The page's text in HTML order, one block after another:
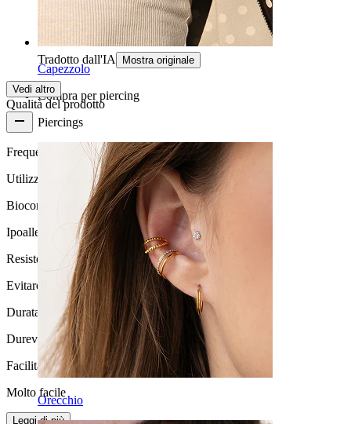
Capezzolo
Compra per piercing
Piercings
Orecchio
economico :)
monika Acquisto verificato
Tradotto dall'IA Mostra originale
Vedi altro
Qualità del prodotto
Frequenza di utilizzo
Utilizzo quotidiano
Biocompatibilità
Ipoallergenico
Resistenza all'acqua
Evitare l''acqua
Durata
Durevole
Facilità d'uso
Molto facile
Leggi di più